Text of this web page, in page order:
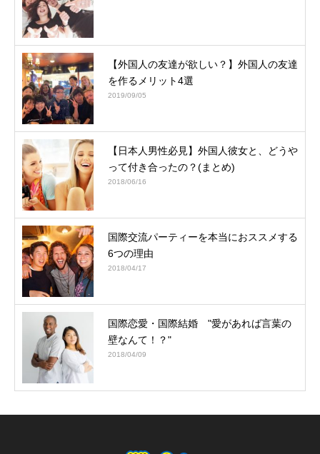
【外国人の友達が欲しい？】外国人の友達
を作るメリット4選
2019/09/05
【日本人男性必見】外国人彼女と、どうや
って付き合ったの？(まとめ)
2018/06/16
国際交流パーティーを本当におススメする
6つの理由
2018/04/17
国際恋愛・国際結婚 "愛があれば言葉の
壁なんて！？"
2018/04/09